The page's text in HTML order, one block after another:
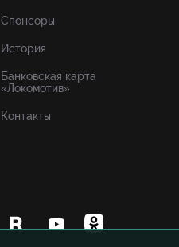
Спонсоры
История
Банковская карта
«Локомотив»
Контакты